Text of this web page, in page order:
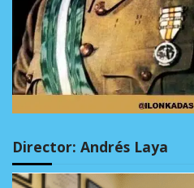
Director: Andrés Laya